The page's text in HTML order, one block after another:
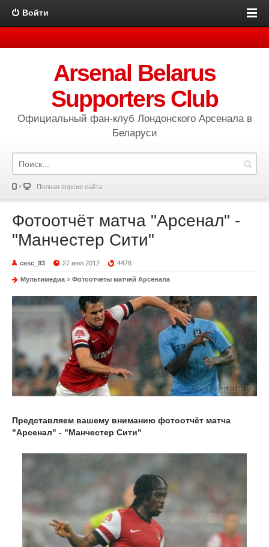
Войти
Arsenal Belarus
Supporters Club
Официальный фан-клуб Лондонского Арсенала в
Беларуси
Полная версия сайта
Фотоотчёт матча "Арсенал" -
"Манчестер Сити"
cesc_93 27 июл 2012 4478
Мультимедиа » Фотоотчеты матчей Арсенала
Представляем вашему вниманию фотоотчёт матча
"Арсенал" - "Манчестер Сити"